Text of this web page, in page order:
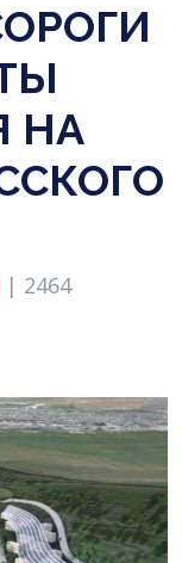
НА
| 2464